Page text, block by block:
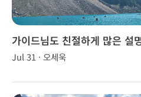
가이드님도 친절하게 많은 설
많이 해주셔서 감사했습니다
Jul 31 · 오세욱